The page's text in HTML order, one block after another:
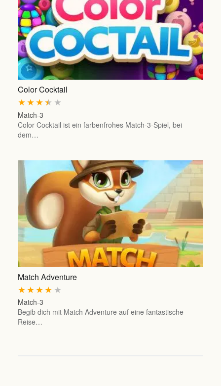
Color Cocktail
★
★
★
★
★
Match-3
Color Cocktail ist ein farbenfrohes Match-3-Spiel, bei
dem…
Match Adventure
★
★
★
★
★
Match-3
Begib dich mit Match Adventure auf eine fantastische
Reise…